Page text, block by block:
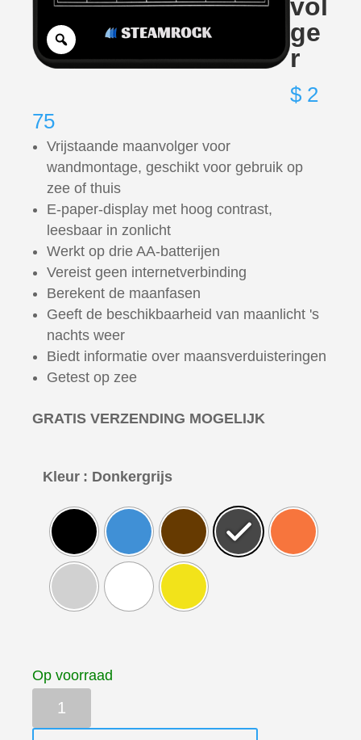
vol
ge
r
$ 2
75
Vrijstaande maanvolger voor
wandmontage, geschikt voor gebruik op
zee of thuis
E-paper-display met hoog contrast,
leesbaar in zonlicht
Werkt op drie AA-batterijen
Vereist geen internetverbinding
Berekent de maanfasen
Geeft de beschikbaarheid van maanlicht 's
nachts weer
Biedt informatie over maansverduisteringen
Getest op zee
GRATIS VERZENDING MOGELIJK
Kleur : Donkergrijs
Op voorraad
11